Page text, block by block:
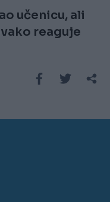
učenicu, ali
reaguje